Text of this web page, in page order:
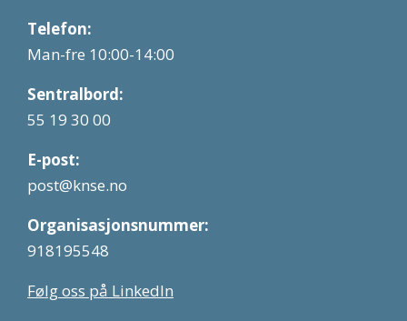
Telefon:
Man-fre 10:00-14:00
Sentralbord:
55 19 30 00
E-post:
post@knse.no
Organisasjonsnummer:
918195548
Følg oss på LinkedIn